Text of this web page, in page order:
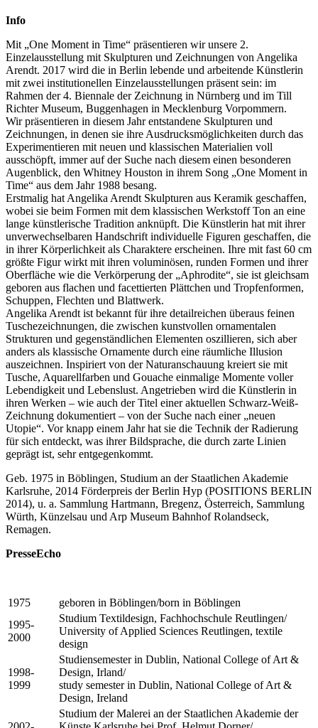
Info
Mit „One Moment in Time“ präsentieren wir unsere 2.
Einzelausstellung mit Skulpturen und Zeichnungen von Angelika
Arendt. 2017 wird die in Berlin lebende und arbeitende Künstlerin
mit zwei institutionellen Einzelausstellungen präsent sein: im
Rahmen der 4. Biennale der Zeichnung in Nürnberg und im Till
Richter Museum, Buggenhagen in Mecklenburg Vorpommern.
Wir präsentieren in diesem Jahr entstandene Skulpturen und
Zeichnungen, in denen sie ihre Ausdrucksmöglichkeiten durch das
Experimentieren mit neuen und klassischen Materialien voll
ausschöpft, immer auf der Suche nach diesem einen besonderen
Augenblick, den Whitney Houston in ihrem Song „One Moment in
Time“ aus dem Jahr 1988 besang.
Erstmalig hat Angelika Arendt Skulpturen aus Keramik geschaffen,
wobei sie beim Formen mit dem klassischen Werkstoff Ton an eine
lange künstlerische Tradition anknüpft. Die Künstlerin hat mit ihrer
unverwechselbaren Handschrift individuelle Figuren geschaffen, die
in ihrer Körperlichkeit als Charaktere erscheinen. Ihre mit fast 60 cm
größte Figur wirkt mit ihren voluminösen, runden Formen und ihrer
Oberfläche wie die Verkörperung der „Aphrodite“, sie ist gleichsam
geboren aus flachen und facettierten Plättchen und Tropfenformen,
Schuppen, Flechten und Blattwerk.
Angelika Arendt ist bekannt für ihre detailreichen überaus feinen
Tuschezeichnungen, die zwischen kunstvollen ornamentalen
Strukturen und gegenständlichen Elementen oszillieren, sich aber
anders als klassische Ornamente durch eine räumliche Illusion
auszeichnen. Inspiriert von der Naturanschauung kreiert sie mit
Tusche, Aquarellfarben und Gouache einmalige Momente voller
Lebendigkeit und Lebenslust. Angetrieben wird die Künstlerin in
ihren Werken – wie auch der Titel einer aktuellen Schwarz-Weiß-
Zeichnung dokumentiert – von der Suche nach einer „neuen
Utopie“. Vor knapp einem Jahr hat sie die Technik der Radierung
für sich entdeckt, was ihrer Bildsprache, die durch zarte Linien
geprägt ist, sehr entgegenkommt.
Geb. 1975 in Böblingen, Studium an der Staatlichen Akademie
Karlsruhe, 2014 Förderpreis der Berlin Hyp (POSITIONS BERLIN
2014), u. a. Sammlung Hartmann, Bregenz, Österreich, Sammlung
Würth, Künzelsau und Arp Museum Bahnhof Rolandseck,
Remagen.
PresseEcho
1975
geboren in Böblingen/born in Böblingen
1995-
2000
Studium Textildesign, Fachhochschule Reutlingen/
University of Applied Sciences Reutlingen, textile
design
1998-
1999
Studiensemester in Dublin, National College of Art &
Design, Irland/
study semester in Dublin, National College of Art &
Design, Ireland
Studium der Malerei an der Staatlichen Akademie der